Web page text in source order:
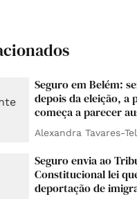
Seguro em Belém:
depois da eleição, a
começa a parecer
Alexandra Tavares-
Seguro envia ao
Constitucional lei
deportação de